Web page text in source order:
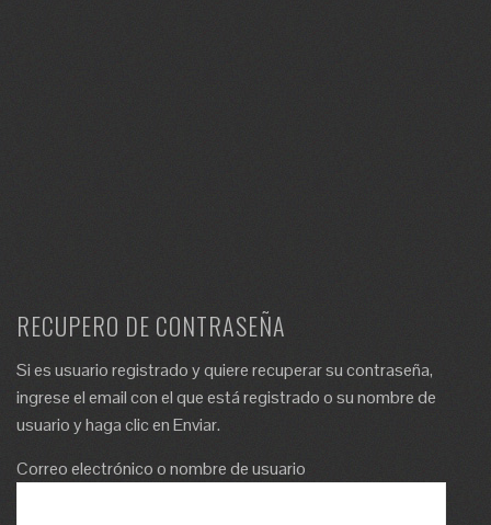
RECUPERO DE CONTRASEÑA
Si es usuario registrado y quiere recuperar su contraseña,
ingrese el email con el que está registrado o su nombre de
usuario y haga clic en Enviar.
Correo electrónico o nombre de usuario